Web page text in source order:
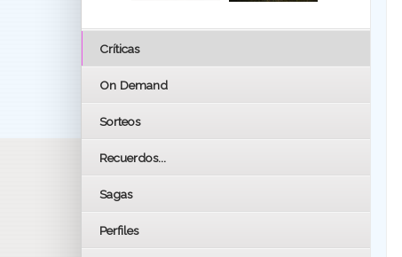
Críticas
On Demand
Sorteos
Recuerdos...
Sagas
Perfiles